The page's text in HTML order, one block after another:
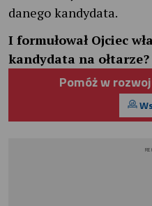
danego kandydata.
I formułował Ojciec
kandydata na ołtarze?
Pomóż w